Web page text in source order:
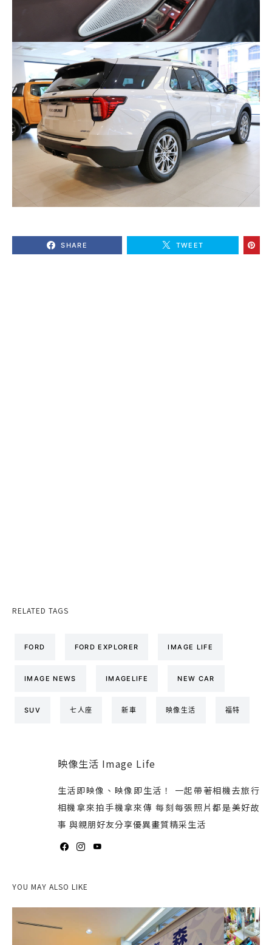
SHARE TWEET
RELATED TAGS
FORD FORD EXPLORER IMAGE LIFE
IMAGE NEWS IMAGELIFE NEW CAR
SUV 七人座 新車 映像生活 福特
映像生活 Image Life
生活即映像、映像即生活！ 一起帶著相機去旅行
相機拿來拍手機拿來傳 每刻每張照片都是美好故
事 與親朋好友分享優異畫質精采生活
YOU MAY ALSO LIKE